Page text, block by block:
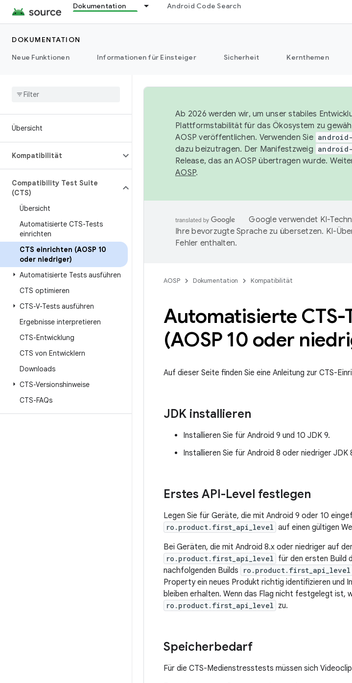
Dokumentation Android Code Search
DOKUMENTATION
Neue Funktionen
Informationen für Einsteiger Sicherheit Kernthemen
Übersicht
Kompatibilität
Compatibility Test Suite
(CTS)
Übersicht
Automatisierte CTS-Tests
einrichten
CTS einrichten (AOSP 10
oder niedriger)
Automatisierte Tests ausführen
CTS optimieren
CTS-V-Tests ausführen
Ergebnisse interpretieren
CTS-Entwicklung
CTS von Entwicklern
Downloads
CTS-Versionshinweise
CTS-FAQs
Ab 2026 werden wir, um unser stabiles
Plattformstabilität für das Ökosystem zu
AOSP veröffentlichen. Verwenden Sie
dazu beizutragen. Der Manifestzweig
Release, das an AOSP übertragen wurde.
AOSP.
Google verwendet KI-
Ihre bevorzugte Sprache zu übersetzen. KI-
Fehler enthalten.
AOSP Dokumentation Kompatibilität
Automatisierte CTS-
(AOSP 10 oder
Auf dieser Seite finden Sie eine Anleitung zur CTS-
JDK installieren
Installieren Sie für Android 9 und 10 JDK 9.
Installieren Sie für Android 8 oder niedriger JDK
Erstes API-Level festlegen
Legen Sie für Geräte, die mit Android 9 oder 10
ro.product.first_api_level auf einen gültigen
Bei Geräten, die mit Android 8.x oder niedriger auf
ro.product.first_api_level für den ersten Build
nachfolgenden Builds
ro.product.first_api_level
Property ein neues Produkt richtig identifizieren und
bleiben erhalten. Wenn das Flag nicht festgelegt ist,
ro.product.first_api_level zu.
Speicherbedarf
Für die CTS-Medienstresstests müssen sich